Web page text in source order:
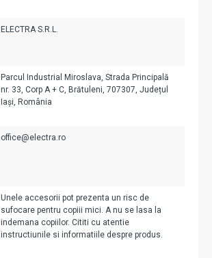
ELECTRA S.R.L.
Parcul Industrial Miroslava, Strada Principală
nr. 33, Corp A + C, Brătuleni, 707307, Județul
Iași, România
office@electra.ro
Unele accesorii pot prezenta un risc de
sufocare pentru copiii mici. A nu se lasa la
indemana copiilor. Cititi cu atentie
instructiunile si informatiile despre produs.